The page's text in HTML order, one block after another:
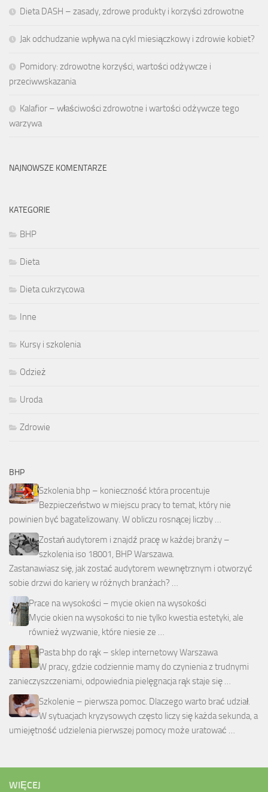
Dieta DASH – zasady, zdrowe produkty i korzyści zdrowotne
Jak odchudzanie wpływa na cykl miesiączkowy i zdrowie kobiet?
Pomidory: zdrowotne korzyści, wartości odżywcze i
przeciwwskazania
Kalafior – właściwości zdrowotne i wartości odżywcze tego
warzywa
NAJNOWSZE KOMENTARZE
KATEGORIE
BHP
Dieta
Dieta cukrzycowa
Inne
Kursy i szkolenia
Odzież
Uroda
Zdrowie
BHP
Szkolenia bhp – konieczność która procentuje
Bezpieczeństwo w miejscu pracy to temat, który nie
powinien być bagatelizowany. W obliczu rosnącej liczby …
Zostań audytorem i znajdź pracę w każdej branży –
szkolenia iso 18001, BHP Warszawa.
Zastanawiasz się, jak zostać audytorem wewnętrznym i otworzyć
sobie drzwi do kariery w różnych branżach? …
Prace na wysokości – mycie okien na wysokości
Mycie okien na wysokości to nie tylko kwestia estetyki, ale
również wyzwanie, które niesie ze …
Pasta bhp do rąk – sklep internetowy Warszawa
W pracy, gdzie codziennie mamy do czynienia z trudnymi
zanieczyszczeniami, odpowiednia pielęgnacja rąk staje się …
Szkolenie – pierwsza pomoc. Dlaczego warto brać udział.
W sytuacjach kryzysowych często liczy się każda sekunda, a
umiejętność udzielenia pierwszej pomocy może uratować …
WIĘCEJ